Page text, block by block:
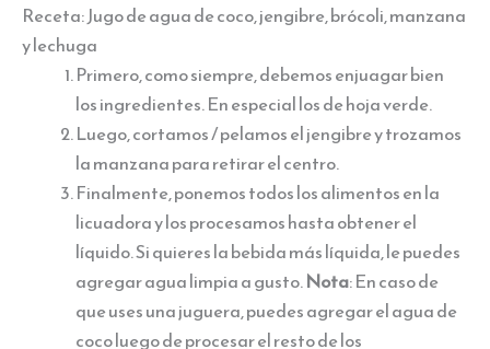
Receta: Jugo de agua de coco, jengibre, brócoli, manzana
y lechuga
Primero, como siempre, debemos enjuagar bien
los ingredientes. En especial los de hoja verde.
Luego, cortamos / pelamos el jengibre y trozamos
la manzana para retirar el centro.
Finalmente, ponemos todos los alimentos en la
licuadora y los procesamos hasta obtener el
líquido. Si quieres la bebida más líquida, le puedes
agregar agua limpia a gusto.Nota: En caso de
que uses una juguera, puedes agregar el agua de
coco luego de procesar el resto de los